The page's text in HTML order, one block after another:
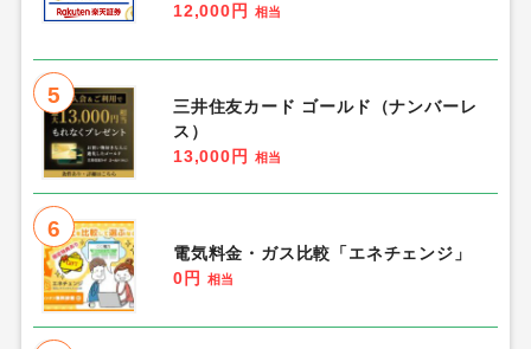
12,000円
相当
5
三井住友カード ゴールド（ナンバーレ
ス）
13,000円
相当
6
電気料金・ガス比較「エネチェンジ」
0円
相当